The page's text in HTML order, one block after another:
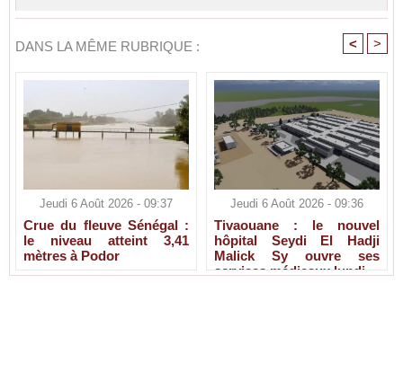
DANS LA MÊME RUBRIQUE : < >
Jeudi 6 Août 2026 - 09:37
Crue du fleuve Sénégal :
le niveau atteint 3,41
mètres à Podor
Jeudi 6 Août 2026 - 09:36
Tivaouane : le nouvel
hôpital Seydi El Hadji
Malick Sy ouvre ses
services médicaux lundi